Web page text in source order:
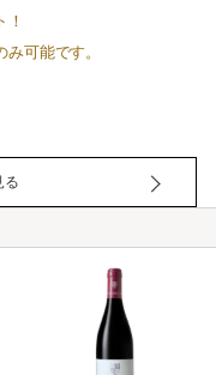
！
可能です。
る